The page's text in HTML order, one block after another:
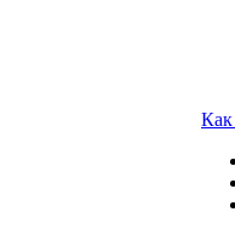
Как